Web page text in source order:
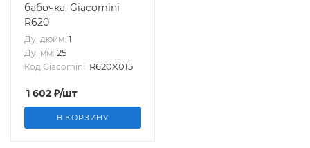
бабочка, Giacomini
R620
Ду, дюйм: 1
Ду, мм: 25
Код Giacomini: R620X015
1 602 ₽/шт
В КОРЗИНУ